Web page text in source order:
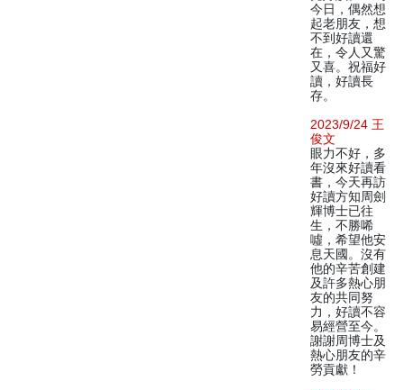
今日，偶然想
起老朋友，想
不到好讀還
在，令人又驚
又喜。祝福好
讀，好讀長
存。
2023/9/24 王
俊文
眼力不好，多
年沒來好讀看
書，今天再訪
好讀方知周劍
輝博士已往
生，不勝唏
噓，希望他安
息天國。沒有
他的辛苦創建
及許多熱心朋
友的共同努
力，好讀不容
易經營至今。
謝謝周博士及
熱心朋友的辛
勞貢獻！